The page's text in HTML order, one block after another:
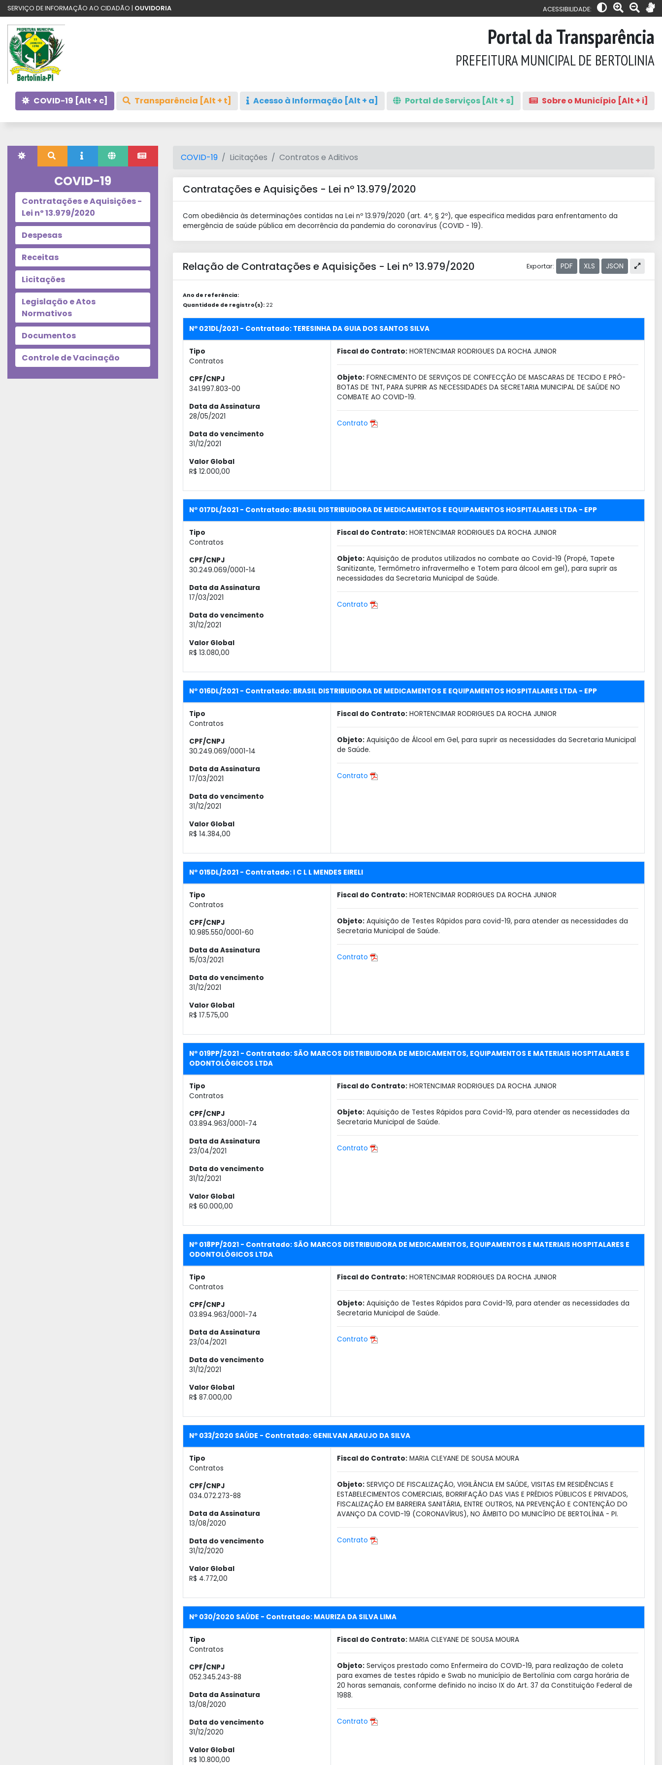
SERVIÇO DE INFORMAÇÃO AO CIDADÃO | OUVIDORIA ACESSIBILIDADE:
Portal da Transparência
PREFEITURA MUNICIPAL DE BERTOLINIA
COVID-19 [Alt + c] Transparência [Alt + t] Acesso à Informação [Alt + a] Portal de Serviços [Alt + s] Sobre o Município [Alt + i]
COVID-19
Contratações e Aquisições -
Lei nº 13.979/2020
Despesas
Receitas
Licitações
Legislação e Atos
Normativos
Documentos
Controle de Vacinação
COVID-19 Licitações Contratos e Aditivos
Contratações e Aquisições - Lei nº 13.979/2020
Com obediência às determinações contidas na Lei nº 13.979/2020 (art. 4º, § 2º), que especifica medidas para enfrentamento da
emergência de saúde pública em decorrência da pandemia do coronavírus (COVID - 19).
Relação de Contratações e Aquisições - Lei nº 13.979/2020 Exportar: PDF XLS JSON
Ano de referência:
Quantidade de registro(s): 22
Nº 021DL/2021 - Contratado: TERESINHA DA GUIA DOS SANTOS SILVA
Tipo
Contratos
CPF/CNPJ
341.997.803-00
Data da Assinatura
28/05/2021
Data do vencimento
31/12/2021
Valor Global
R$ 12.000,00
Fiscal do Contrato: HORTENCIMAR RODRIGUES DA ROCHA JUNIOR
Objeto: FORNECIMENTO DE SERVIÇOS DE CONFECÇÃO DE MASCARAS DE TECIDO E PRÓ-
BOTAS DE TNT, PARA SUPRIR AS NECESSIDADES DA SECRETARIA MUNICIPAL DE SAÚDE NO
COMBATE AO COVID-19.
Contrato
Nº 017DL/2021 - Contratado: BRASIL DISTRIBUIDORA DE MEDICAMENTOS E EQUIPAMENTOS HOSPITALARES LTDA - EPP
Tipo
Contratos
CPF/CNPJ
30.249.069/0001-14
Data da Assinatura
17/03/2021
Data do vencimento
31/12/2021
Valor Global
R$ 13.080,00
Fiscal do Contrato: HORTENCIMAR RODRIGUES DA ROCHA JUNIOR
Objeto: Aquisição de produtos utilizados no combate ao Covid-19 (Propé, Tapete
Sanitizante, Termômetro infravermelho e Totem para álcool em gel), para suprir as
necessidades da Secretaria Municipal de Saúde.
Contrato
Nº 016DL/2021 - Contratado: BRASIL DISTRIBUIDORA DE MEDICAMENTOS E EQUIPAMENTOS HOSPITALARES LTDA - EPP
Tipo
Contratos
CPF/CNPJ
30.249.069/0001-14
Data da Assinatura
17/03/2021
Data do vencimento
31/12/2021
Valor Global
R$ 14.384,00
Fiscal do Contrato: HORTENCIMAR RODRIGUES DA ROCHA JUNIOR
Objeto: Aquisição de Álcool em Gel, para suprir as necessidades da Secretaria Municipal
de Saúde.
Contrato
Nº 015DL/2021 - Contratado: I C L L MENDES EIRELI
Tipo
Contratos
CPF/CNPJ
10.985.550/0001-60
Data da Assinatura
15/03/2021
Data do vencimento
31/12/2021
Valor Global
R$ 17.575,00
Fiscal do Contrato: HORTENCIMAR RODRIGUES DA ROCHA JUNIOR
Objeto: Aquisição de Testes Rápidos para covid-19, para atender as necessidades da
Secretaria Municipal de Saúde.
Contrato
Nº 019PP/2021 - Contratado: SÃO MARCOS DISTRIBUIDORA DE MEDICAMENTOS, EQUIPAMENTOS E MATERIAIS HOSPITALARES E
ODONTOLÓGICOS LTDA
Tipo
Contratos
CPF/CNPJ
03.894.963/0001-74
Data da Assinatura
23/04/2021
Data do vencimento
31/12/2021
Valor Global
R$ 60.000,00
Fiscal do Contrato: HORTENCIMAR RODRIGUES DA ROCHA JUNIOR
Objeto: Aquisição de Testes Rápidos para Covid-19, para atender as necessidades da
Secretaria Municipal de Saúde.
Contrato
Nº 018PP/2021 - Contratado: SÃO MARCOS DISTRIBUIDORA DE MEDICAMENTOS, EQUIPAMENTOS E MATERIAIS HOSPITALARES E
ODONTOLÓGICOS LTDA
Tipo
Contratos
CPF/CNPJ
03.894.963/0001-74
Data da Assinatura
23/04/2021
Data do vencimento
31/12/2021
Valor Global
R$ 87.000,00
Fiscal do Contrato: HORTENCIMAR RODRIGUES DA ROCHA JUNIOR
Objeto: Aquisição de Testes Rápidos para Covid-19, para atender as necessidades da
Secretaria Municipal de Saúde.
Contrato
Nº 033/2020 SAÚDE - Contratado: GENILVAN ARAUJO DA SILVA
Tipo
Contratos
CPF/CNPJ
034.072.273-88
Data da Assinatura
13/08/2020
Data do vencimento
31/12/2020
Valor Global
R$ 4.772,00
Fiscal do Contrato: MARIA CLEYANE DE SOUSA MOURA
Objeto: SERVIÇO DE FISCALIZAÇÃO, VIGILÂNCIA EM SAÚDE, VISITAS EM RESIDÊNCIAS E
ESTABELECIMENTOS COMERCIAIS, BORRIFAÇÃO DAS VIAS E PRÉDIOS PÚBLICOS E PRIVADOS,
FISCALIZAÇÃO EM BARREIRA SANITÁRIA, ENTRE OUTROS, NA PREVENÇÃO E CONTENÇÃO DO
AVANÇO DA COVID-19 (CORONAVÍRUS), NO ÂMBITO DO MUNICÍPIO DE BERTOLÍNIA - PI.
Contrato
Nº 030/2020 SAÚDE - Contratado: MAURIZA DA SILVA LIMA
Tipo
Contratos
CPF/CNPJ
052.345.243-88
Data da Assinatura
13/08/2020
Data do vencimento
31/12/2020
Valor Global
R$ 10.800,00
Fiscal do Contrato: MARIA CLEYANE DE SOUSA MOURA
Objeto: Serviços prestado como Enfermeira do COVID-19, para realização de coleta
para exames de testes rápido e Swab no município de Bertolínia com carga horária de
20 horas semanais, conforme definido no inciso IX do Art. 37 da Constituição Federal de
1988.
Contrato